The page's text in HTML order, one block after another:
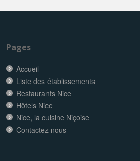
Pages
Accueil
Liste des établissements
Restaurants Nice
Hôtels Nice
Nice, la cuisine Niçoise
Contactez nous